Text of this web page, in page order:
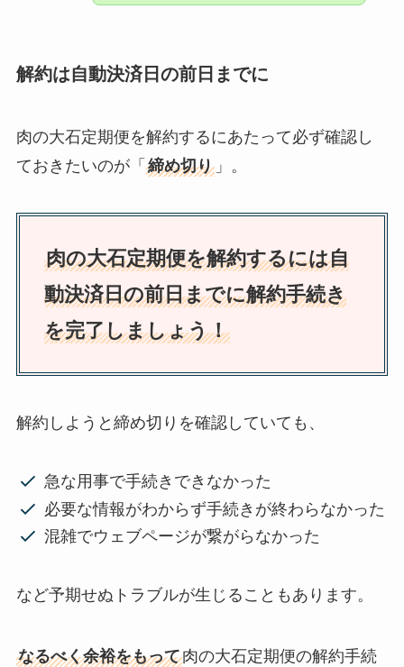
解約は自動決済日の前日までに
肉の大石定期便を解約するにあたって必ず確認し
ておきたいのが「 締め切り」。
肉の大石定期便を解約するには自
動決済日の前日までに解約手続き
を完了しましょう！
解約しようと締め切りを確認していても、
急な用事で手続きできなかった
必要な情報がわからず手続きが終わらなかった
混雑でウェブページが繋がらなかった
など予期せぬトラブルが生じることもあります。
なるべく余裕をもって肉の大石定期便の解約手続